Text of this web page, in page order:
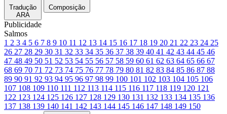
Tradução
ARA
Composição
Publicidade
Salmos
1 2 3 4 5 6 7 8 9 10 11 12 13 14 15 16 17 18 19 20 21 22 23 24 25
26 27 28 29 30 31 32 33 34 35 36 37 38 39 40 41 42 43 44 45 46
47 48 49 50 51 52 53 54 55 56 57 58 59 60 61 62 63 64 65 66 67
68 69 70 71 72 73 74 75 76 77 78 79 80 81 82 83 84 85 86 87 88
89 90 91 92 93 94 95 96 97 98 99 100 101 102 103 104 105 106
107 108 109 110 111 112 113 114 115 116 117 118 119 120 121
122 123 124 125 126 127 128 129 130 131 132 133 134 135 136
137 138 139 140 141 142 143 144 145 146 147 148 149 150